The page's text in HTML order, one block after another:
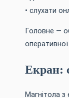
• слухати
Головне —
Екран:
Магнітола